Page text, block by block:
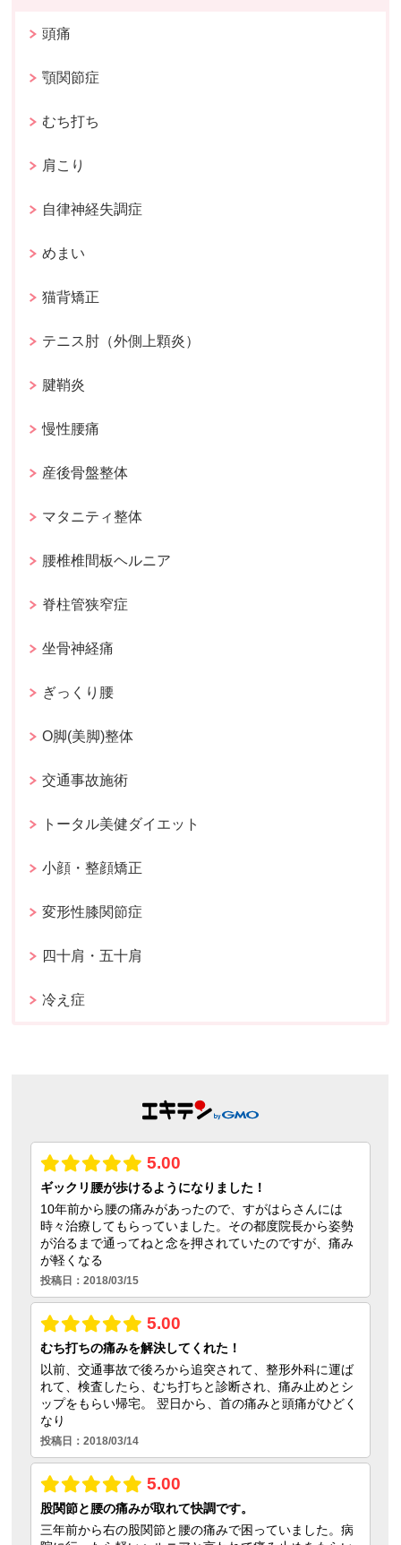
頭痛
顎関節症
むち打ち
肩こり
自律神経失調症
めまい
猫背矯正
テニス肘（外側上顆炎）
腱鞘炎
慢性腰痛
産後骨盤整体
マタニティ整体
腰椎椎間板ヘルニア
脊柱管狭窄症
坐骨神経痛
ぎっくり腰
O脚(美脚)整体
交通事故施術
トータル美健ダイエット
小顔・整顔矯正
変形性膝関節症
四十肩・五十肩
冷え症